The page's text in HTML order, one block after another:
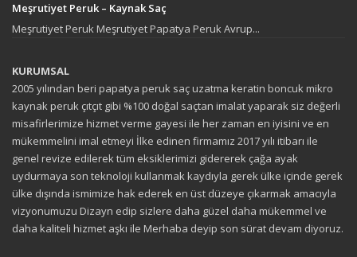
Meşrutiyet Peruk – Kaynak Saç
Meşrutiyet Peruk Meşrutiyet Papatya Peruk Avrup...
KURUMSAL
2005 yılından beri papatya peruk saç uzatma keratin boncuk mikro
kaynak peruk çıtçıt gibi %100 doğal saçtan imalat yaparak siz değerli
misafirlerimize hizmet verme gayesi ile her zaman en iyisini ve en
mükemmelini imal etmeyi İlke edinen firmamız 2017 yılı itibarı ile
genel revize edilerek tüm eksiklerimizi gidererek çağa ayak
uydurmaya son teknoloji kullanmak kaydıyla gerek ülke içinde gerek
ülke dışında ismimize hak ederek en üst düzeye çıkarmak amacıyla
vizyonumuzu Dizayn edip sizlere daha güzel daha mükemmel ve
daha kaliteli hizmet aşkı ile Merhaba deyip son sürat devam diyoruz.